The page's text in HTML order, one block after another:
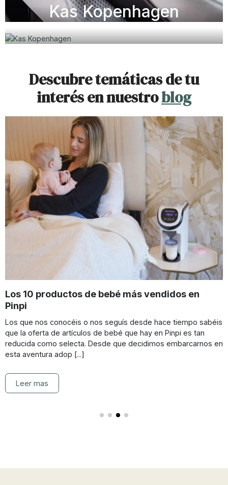
Kas Kopenhagen
Descubre temáticas de tu
interés en nuestroblog
más vendidos en
desde hace tiempo sabéis
que hay en Pinpi es tan
decidimos embarcarnos en
Los imprescindibles
Saber que nos vamos a
motivo de una inmensa
invaden muchas dudas y